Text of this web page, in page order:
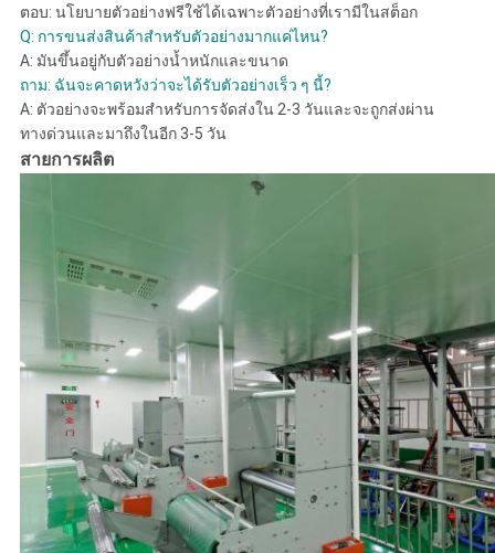
ตอบ: นโยบายตัวอย่างฟรีใช้ได้เฉพาะตัวอย่างที่เรามีในสต็อก
Q: การขนส่งสินค้าสำหรับตัวอย่างมากแค่ไหน?
A: มันขึ้นอยู่กับตัวอย่างน้ำหนักและขนาด
ถาม: ฉันจะคาดหวังว่าจะได้รับตัวอย่างเร็ว ๆ นี้?
A: ตัวอย่างจะพร้อมสำหรับการจัดส่งใน 2-3 วันและจะถูกส่งผ่าน
ทางด่วนและมาถึงในอีก 3-5 วัน
สายการผลิต